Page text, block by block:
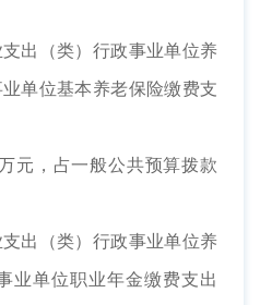
（类）行政事业单位养
位基本养老保险缴费支
，占一般公共预算拨款
（类）行政事业单位养
单位职业年金缴费支出